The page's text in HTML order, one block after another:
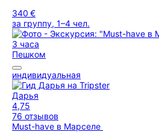
340 €
за группу, 1–4 чел.
3 часа
Пешком
индивидуальная
Дарья
4,75
76 отзывов
Must-have в Марселе